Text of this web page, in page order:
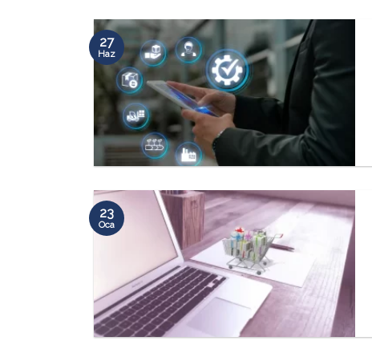
27
Haz
23
Oca